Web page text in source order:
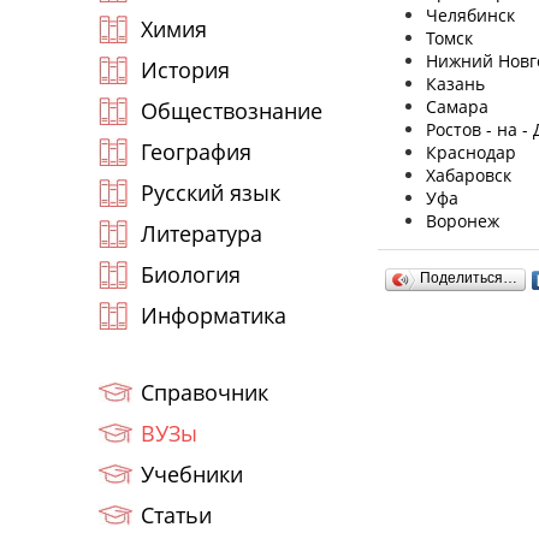
Химия
История
Обществознание
География
Русский язык
Литература
Биология
Информатика
Справочник
ВУЗы
Учебники
Статьи
Челябинск
Томск
Нижний
Казань
Самара
Ростов - на -
Краснодар
Хабаровск
Уфа
Воронеж
Поделиться…